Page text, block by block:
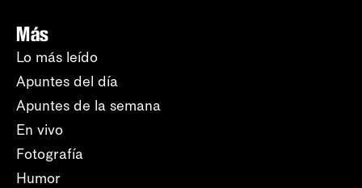
Más
Lo más leído
Apuntes del día
Apuntes de la semana
En vivo
Fotografía
Humor